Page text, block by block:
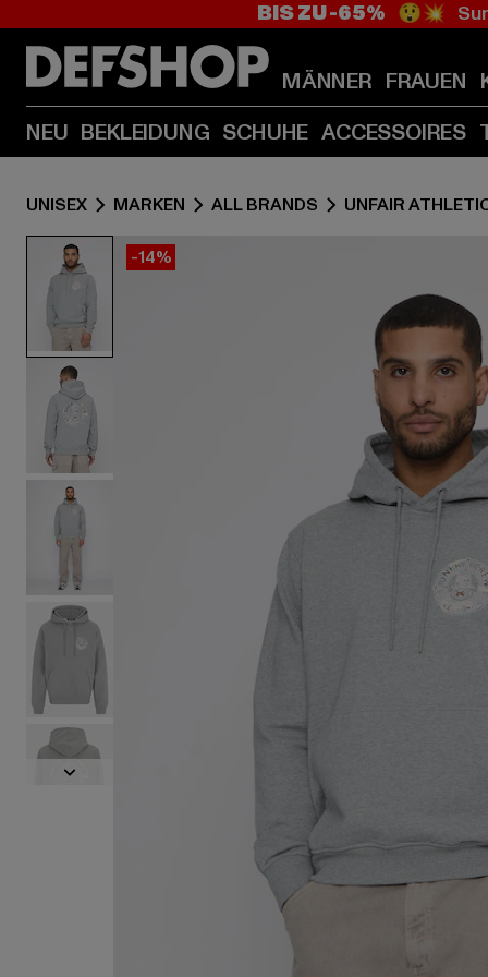
BIS ZU -65% 😲💥
MÄNNER FRAUEN
NEU BEKLEIDUNG SCHUHE ACCESSOIRES
UNISEX MARKEN ALL BRANDS UNFAIR
-14%